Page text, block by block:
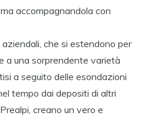
accompagnandola con
che si estendono per
a una sorprendente varietà
a seguito delle esondazioni
tempo dai depositi di altri
creano un vero e